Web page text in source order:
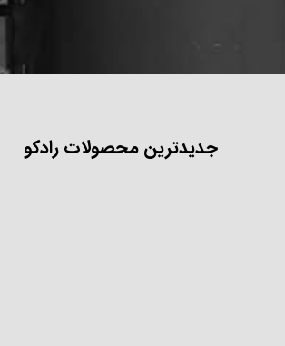
جدیدترین محصولات رادکو